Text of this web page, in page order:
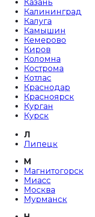
Казань
Калининград
Калуга
Камышин
Кемерово
Киров
Коломна
Кострома
Котлас
Краснодар
Красноярск
Курган
Курск
Л
Липецк
М
Магнитогорск
Миасс
Москва
Мурманск